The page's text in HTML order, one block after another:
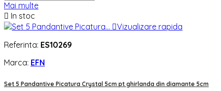
Mai multe
 In stoc
Vizualizare rapida
Referinta: ES10269
Marca: EFN
Set 5 Pandantive Picatura Crystal 5cm pt ghirlanda din diamante 5cm